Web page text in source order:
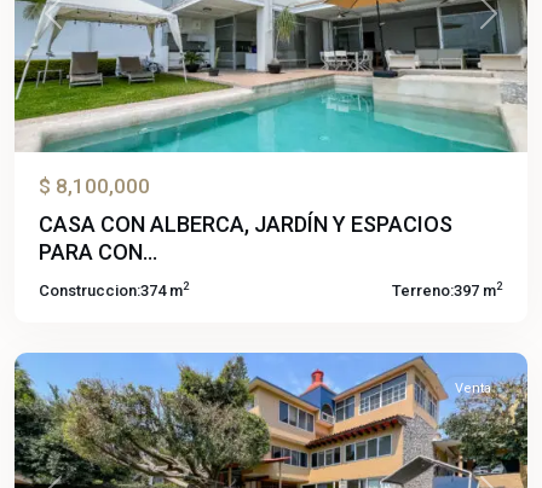
Previous Next
$ 8,100,000
CASA CON ALBERCA, JARDÍN Y ESPACIOS
PARA CON...
Construccion:374 m2 Terreno:397 m2
Lomas
Cuernavaca,
Venta